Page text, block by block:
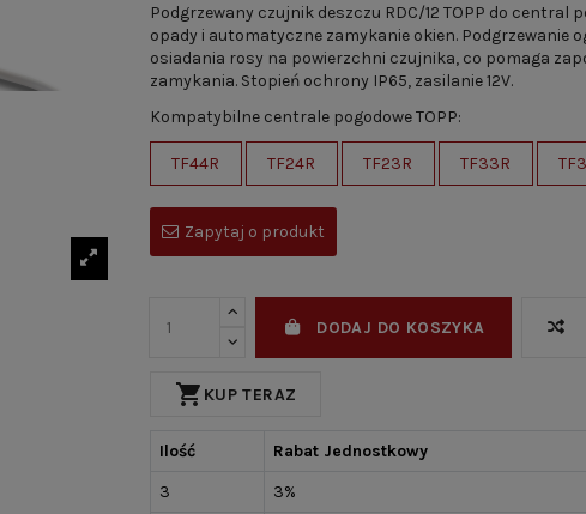
Podgrzewany czujnik deszczu RDC/12 TOPP do central
opady i automatyczne zamykanie okien. Podgrzewanie
osiadania rosy na powierzchni czujnika, co pomaga
zamykania. Stopień ochrony IP65, zasilanie 12V.
Kompatybilne centrale pogodowe TOPP:
TF44R TF24R TF23R TF33R
Zapytaj o produkt
DODAJ DO KOSZYKA
shopping_cart KUP TERAZ
Ilość Rabat Jednostkowy
3
3%